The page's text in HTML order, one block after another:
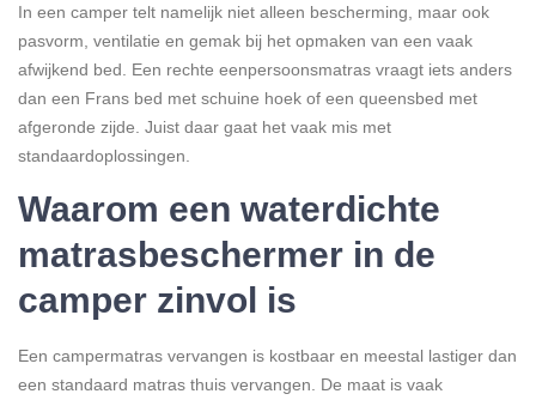
In een camper telt namelijk niet alleen bescherming, maar ook
pasvorm, ventilatie en gemak bij het opmaken van een vaak
afwijkend bed. Een rechte eenpersoonsmatras vraagt iets anders
dan een Frans bed met schuine hoek of een queensbed met
afgeronde zijde. Juist daar gaat het vaak mis met
standaardoplossingen.
Waarom een waterdichte
matrasbeschermer in de
camper zinvol is
Een campermatras vervangen is kostbaar en meestal lastiger dan
een standaard matras thuis vervangen. De maat is vaak